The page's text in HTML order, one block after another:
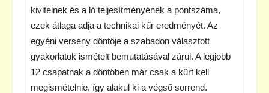
kivitelnek és a ló teljesítményének a pontszáma,
ezek átlaga adja a technikai kűr eredményét. Az
egyéni verseny döntője a szabadon választott
gyakorlatok ismételt bemutatásával zárul. A legjobb
12 csapatnak a döntőben már csak a kűrt kell
megismételnie, így alakul ki a végső sorrend.